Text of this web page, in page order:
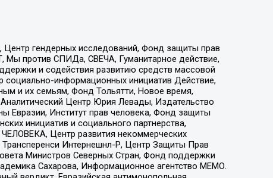
Центр гендерных исследований, Фонд защиты прав
Мы против СПИДа, СВЕЧА, Гуманитарное действие,
и содействия развитию средств массовой
социально-информационных инициатив Действие,
и их семьям, Фонд Тольятти, Новое время,
Центр Юрия Левады, Издательство
Евразии, Институт прав человека, Фонд защиты
инициатив и социального партнерства,
Центр развития некоммерческих
Интернешнл-Р, Центр Защиты Прав
Министров Северных Стран, Фонд поддержки
Сахарова, Информационное агентство МЕМО.